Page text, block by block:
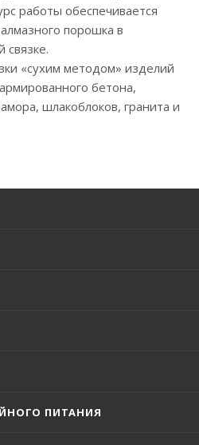
работы обеспечивается
порошка в
связке.
«сухим методом» изделий
бетона,
шлакоблоков, гранита и
ПИТАНИЯ